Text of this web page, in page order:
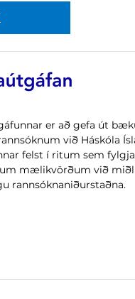
er að gefa út
við Háskóla
felst í ritum sem fylgja
mælikvörðum við
rannsóknaniðurstaðna.